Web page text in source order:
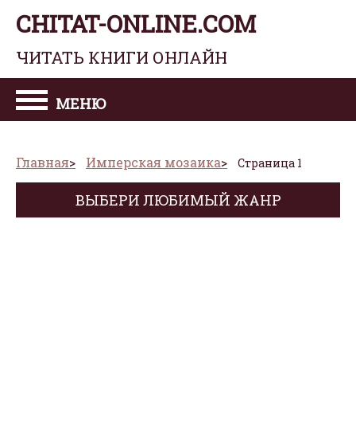
CHITAT-ONLINE.COM
ЧИТАТЬ КНИГИ ОНЛАЙН
МЕНЮ
Главная Имперская мозаика Страница 1
ВЫБЕРИ ЛЮБИМЫЙ ЖАНР